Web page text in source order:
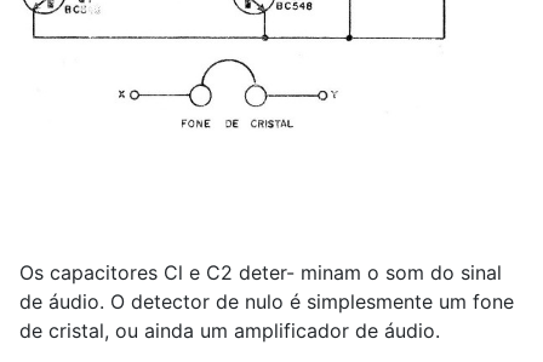
Os capacitores Cl e C2 deter- minam o som do sinal
de áudio. O detector de nulo é simplesmente um fone
de cristal, ou ainda um amplificador de áudio.